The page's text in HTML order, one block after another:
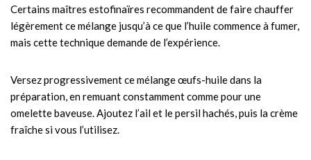
Certains maîtres estofinaïres recommandent de faire chauffer
légèrement ce mélange jusqu’à ce que l’huile commence à fumer,
mais cette technique demande de l’expérience.
Versez progressivement ce mélange œufs-huile dans la
préparation, en remuant constamment comme pour une
omelette baveuse. Ajoutez l’ail et le persil hachés, puis la crème
fraîche si vous l’utilisez.